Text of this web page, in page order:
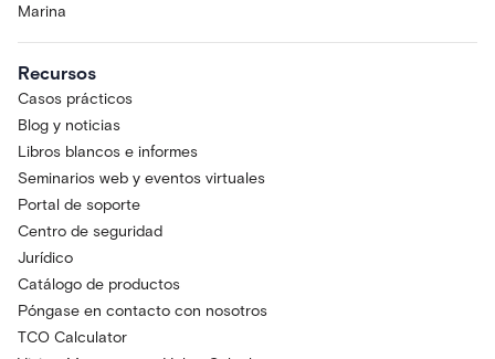
Marina
Recursos
Casos prácticos
Blog y noticias
Libros blancos e informes
Seminarios web y eventos virtuales
Portal de soporte
Centro de seguridad
Jurídico
Catálogo de productos
Póngase en contacto con nosotros
TCO Calculator